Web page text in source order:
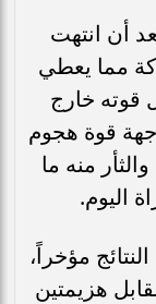
أن انتهت
(1-7)، للشركة مما يعطي
قوته خارج
قوة هجوم
منه ما
اليوم.
مؤخراً،
هزيمتين